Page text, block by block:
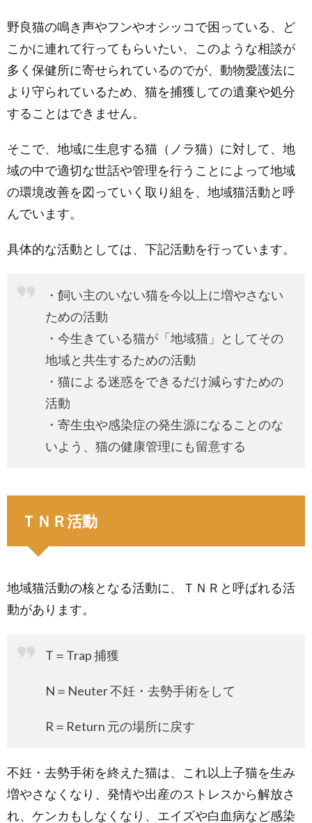
野良猫の鳴き声やフンやオシッコで困っている、ど
こかに連れて行ってもらいたい、このような相談が
多く保健所に寄せられているのでが、動物愛護法に
より守られているため、猫を捕獲しての遺棄や処分
することはできません。
そこで、地域に生息する猫（ノラ猫）に対して、地
域の中で適切な世話や管理を行うことによって地域
の環境改善を図っていく取り組を、地域猫活動と呼
んでいます。
具体的な活動としては、下記活動を行っています。
・飼い主のいない猫を今以上に増やさない
ための活動
・今生きている猫が「地域猫」としてその
地域と共生するための活動
・猫による迷惑をできるだけ減らすための
活動
・寄生虫や感染症の発生源になることのな
いよう、猫の健康管理にも留意する
ＴＮＲ活動
地域猫活動の核となる活動に、ＴＮＲと呼ばれる活
動があります。
T＝Trap 捕獲
N＝Neuter 不妊・去勢手術をして
R＝Return 元の場所に戻す
不妊・去勢手術を終えた猫は、これ以上子猫を生み
増やさなくなり、発情や出産のストレスから解放さ
れ、ケンカもしなくなり、エイズや白血病など感染